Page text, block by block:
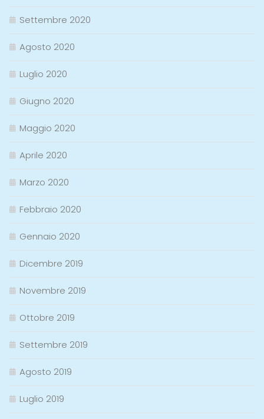
Settembre 2020
Agosto 2020
Luglio 2020
Giugno 2020
Maggio 2020
Aprile 2020
Marzo 2020
Febbraio 2020
Gennaio 2020
Dicembre 2019
Novembre 2019
Ottobre 2019
Settembre 2019
Agosto 2019
Luglio 2019